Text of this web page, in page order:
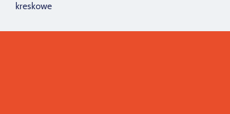
kreskowe